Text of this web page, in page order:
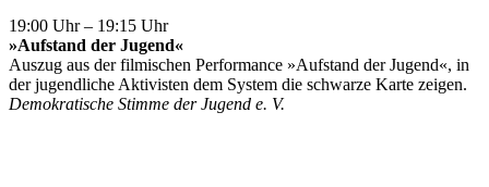
19:00 Uhr – 19:15 Uhr
»Aufstand der Jugend«
Auszug aus der filmischen Performance »Aufstand der Jugend«, in
der jugendliche Aktivisten dem System die schwarze Karte zeigen.
Demokratische Stimme der Jugend e. V.